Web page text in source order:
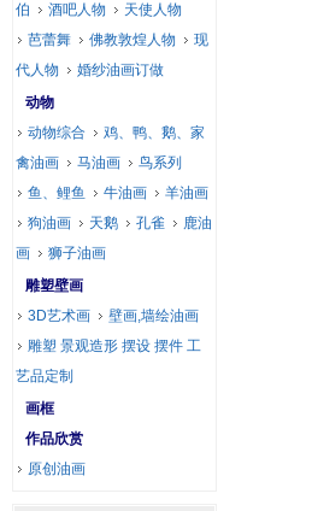
伯
酒吧人物
天使人物
芭蕾舞
佛教敦煌人物
现
代人物
婚纱油画订做
动物
动物综合
鸡、鸭、鹅、家
禽油画
马油画
鸟系列
鱼、鲤鱼
牛油画
羊油画
狗油画
天鹅 孔雀
鹿油
画
狮子油画
雕塑壁画
3D艺术画
壁画,墙绘油画
雕塑 景观造形 摆设 摆件 工
艺品定制
画框
作品欣赏
原创油画